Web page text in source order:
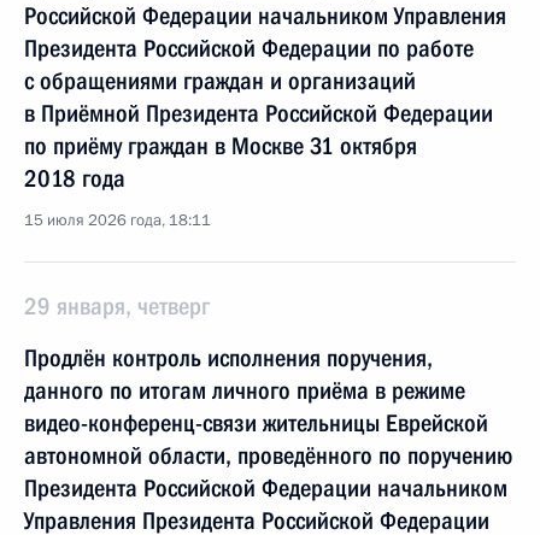
Российской Федерации начальником Управления
Президента Российской Федерации по работе
с обращениями граждан и организаций
в Приёмной Президента Российской Федерации
по приёму граждан в Москве 31 октября
2018 года
15 июля 2026 года, 18:11
29 января, четверг
Продлён контроль исполнения поручения,
данного по итогам личного приёма в режиме
видео-конференц-связи жительницы Еврейской
автономной области, проведённого по поручению
Президента Российской Федерации начальником
Управления Президента Российской Федерации